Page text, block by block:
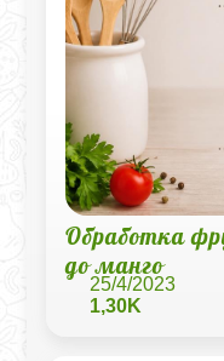
Обработка
до манго
25/4/2023
1,30K